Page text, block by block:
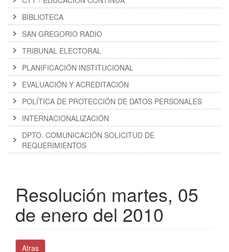
BIBLIOTECA
SAN GREGORIO RADIO
TRIBUNAL ELECTORAL
PLANIFICACIÓN INSTITUCIONAL
EVALUACIÓN Y ACREDITACIÓN
POLÍTICA DE PROTECCIÓN DE DATOS PERSONALES
INTERNACIONALIZACIÓN
DPTO. COMUNICACIÓN SOLICITUD DE
REQUERIMIENTOS
Resolución martes, 05
de enero del 2010
Atras